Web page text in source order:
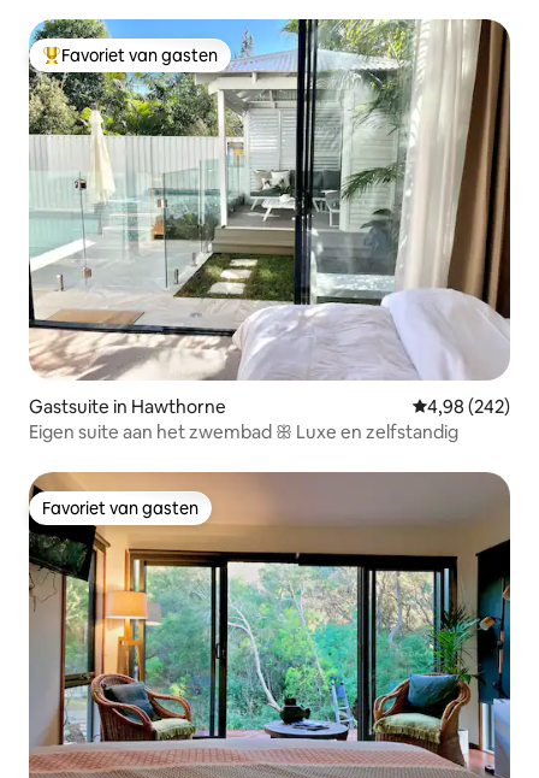
Topfavoriet van gasten
Favoriet van gasten
Gastsuite in Hawthorne Gemiddelde
4,98 (242)
Eigen suite aan het zwembad ꕥ Luxe en zelfstandig
Favoriet van gasten
Favoriet van gasten